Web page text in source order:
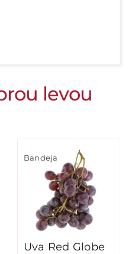
levou
Bandeja
Uva Red Globe